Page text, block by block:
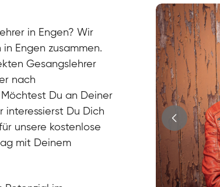
in Engen? Wir
Engen zusammen.
Gesangslehrer
nach
Du an Deiner
interessierst Du Dich
unsere kostenlose
mit Deinem
Stefan
Gesang /